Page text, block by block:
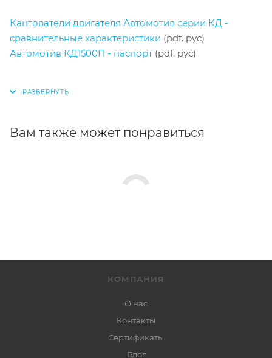
Кантователи двигателя Автомотив серии КД -
сравнительные характеристики (pdf. рус)
Автомотив КД1500П - паспорт (pdf. рус)
Вам также может понравиться
КОМПАНИЯ
О нас
Контакты
Сертификаты
Блог